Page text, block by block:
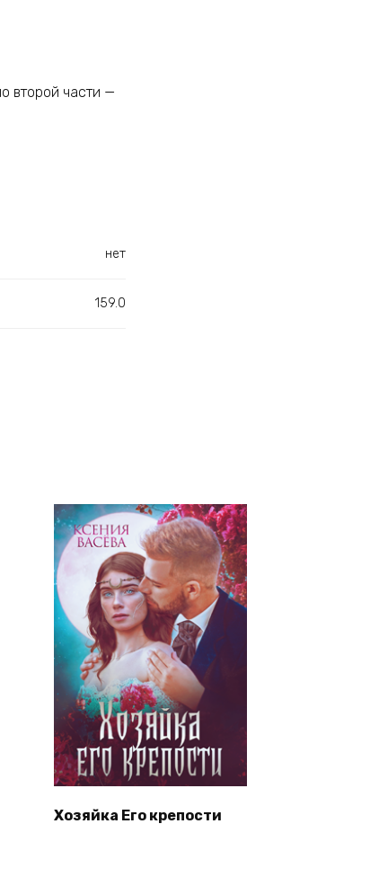
второй части —
нет
159.0
Хозяйка Его крепости